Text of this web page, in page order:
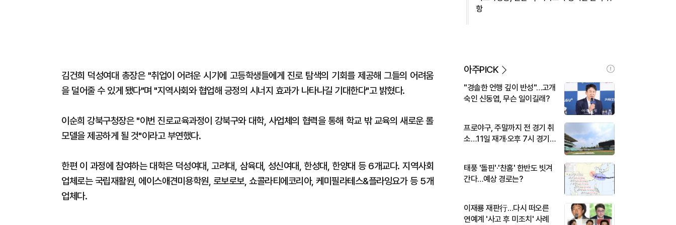
김건희 덕성여대 총장은 "취업이 어려운 시기에 고등학생들에게 진로 탐색의 기회를 제공해 그들의 어려움
을 덜어줄 수 있게 됐다"며 "지역사회와 협업해 긍정의 시너지 효과가 나타나길 기대한다"고 밝혔다.
이순희 강북구청장은 "이번 진로교육과정이 강북구와 대학, 사업체의 협력을 통해 학교 밖 교육의 새로운 롤
모델을 제공하게 될 것"이라고 부연했다.
한편 이 과정에 참여하는 대학은 덕성여대, 고려대, 삼육대, 성신여대, 한성대, 한양대 등 6개교다. 지역사회
업체로는 국립재활원, 에이스애견미용학원, 로보로보, 쇼콜라티에코리아, 케미필라테스&플라잉요가 등 5개
업체다.
항
아주PICK
"경솔한 언행 깊이 반성"…고개
숙인 신동엽, 무슨 일이길래?
프로야구, 주말까지 전 경기 취
소…11일 재개·오후 7시 경기
태풍 '돌핀'·'찬홈' 한반도 빗겨
간다…예상 경로는?
이재룡 재판行…다시 떠오른
연예계 '사고 후 미조치' 사례